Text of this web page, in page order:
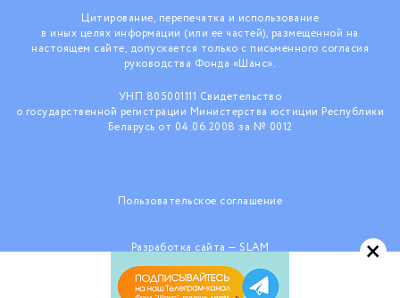
Цитирование, перепечатка и использование
в иных целях информации (или ее частей), размещенной на
настоящем сайте, допускается только с письменного согласия
руководства Фонда «Шанс».
УНП 805001111 Свидетельство
о государственной регистрации Министерства юстиции Республики
Беларусь от 04.06.2008 за № 0012
Пользовательское соглашение
Разработка сайта — SLAM
При поддержке ООО «КраудТехнологии»
×